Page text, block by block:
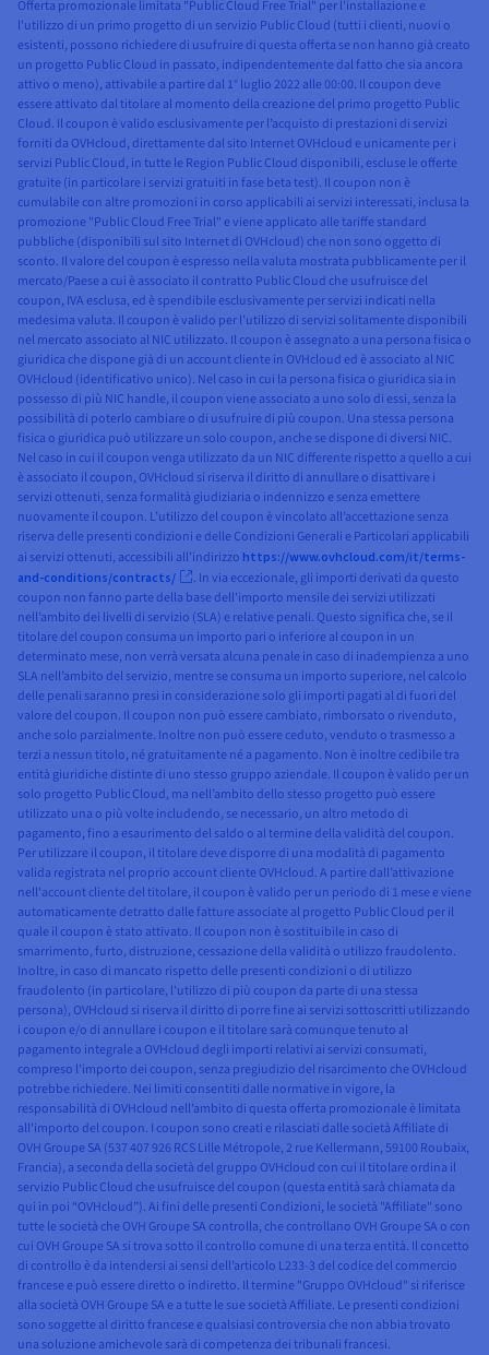
Offerta promozionale limitata "Public Cloud Free Trial" per l'installazione e
l'utilizzo di un primo progetto di un servizio Public Cloud (tutti i clienti, nuovi o
esistenti, possono richiedere di usufruire di questa offerta se non hanno già creato
un progetto Public Cloud in passato, indipendentemente dal fatto che sia ancora
attivo o meno), attivabile a partire dal 1° luglio 2022 alle 00:00. Il coupon deve
essere attivato dal titolare al momento della creazione del primo progetto Public
Cloud. Il coupon è valido esclusivamente per l’acquisto di prestazioni di servizi
forniti da OVHcloud, direttamente dal sito Internet OVHcloud e unicamente per i
servizi Public Cloud, in tutte le Region Public Cloud disponibili, escluse le offerte
gratuite (in particolare i servizi gratuiti in fase beta test). Il coupon non è
cumulabile con altre promozioni in corso applicabili ai servizi interessati, inclusa la
promozione "Public Cloud Free Trial" e viene applicato alle tariffe standard
pubbliche (disponibili sul sito Internet di OVHcloud) che non sono oggetto di
sconto. Il valore del coupon è espresso nella valuta mostrata pubblicamente per il
mercato/Paese a cui è associato il contratto Public Cloud che usufruisce del
coupon, IVA esclusa, ed è spendibile esclusivamente per servizi indicati nella
medesima valuta. Il coupon è valido per l’utilizzo di servizi solitamente disponibili
nel mercato associato al NIC utilizzato. Il coupon è assegnato a una persona fisica o
giuridica che dispone già di un account cliente in OVHcloud ed è associato al NIC
OVHcloud (identificativo unico). Nel caso in cui la persona fisica o giuridica sia in
possesso di più NIC handle, il coupon viene associato a uno solo di essi, senza la
possibilità di poterlo cambiare o di usufruire di più coupon. Una stessa persona
fisica o giuridica può utilizzare un solo coupon, anche se dispone di diversi NIC.
Nel caso in cui il coupon venga utilizzato da un NIC differente rispetto a quello a cui
è associato il coupon, OVHcloud si riserva il diritto di annullare o disattivare i
servizi ottenuti, senza formalità giudiziaria o indennizzo e senza emettere
nuovamente il coupon. L’utilizzo del coupon è vincolato all’accettazione senza
riserva delle presenti condizioni e delle Condizioni Generali e Particolari applicabili
ai servizi ottenuti, accessibili all’indirizzo https://www.ovhcloud.com/it/terms-
and-conditions/contracts/
. In via eccezionale, gli importi derivati da questo
coupon non fanno parte della base dell'importo mensile dei servizi utilizzati
nell’ambito dei livelli di servizio (SLA) e relative penali. Questo significa che, se il
titolare del coupon consuma un importo pari o inferiore al coupon in un
determinato mese, non verrà versata alcuna penale in caso di inadempienza a uno
SLA nell’ambito del servizio, mentre se consuma un importo superiore, nel calcolo
delle penali saranno presi in considerazione solo gli importi pagati al di fuori del
valore del coupon. Il coupon non può essere cambiato, rimborsato o rivenduto,
anche solo parzialmente. Inoltre non può essere ceduto, venduto o trasmesso a
terzi a nessun titolo, né gratuitamente né a pagamento. Non è inoltre cedibile tra
entità giuridiche distinte di uno stesso gruppo aziendale. Il coupon è valido per un
solo progetto Public Cloud, ma nell’ambito dello stesso progetto può essere
utilizzato una o più volte includendo, se necessario, un altro metodo di
pagamento, fino a esaurimento del saldo o al termine della validità del coupon.
Per utilizzare il coupon, il titolare deve disporre di una modalità di pagamento
valida registrata nel proprio account cliente OVHcloud. A partire dall’attivazione
nell'account cliente del titolare, il coupon è valido per un periodo di 1 mese e viene
automaticamente detratto dalle fatture associate al progetto Public Cloud per il
quale il coupon è stato attivato. Il coupon non è sostituibile in caso di
smarrimento, furto, distruzione, cessazione della validità o utilizzo fraudolento.
Inoltre, in caso di mancato rispetto delle presenti condizioni o di utilizzo
fraudolento (in particolare, l'utilizzo di più coupon da parte di una stessa
persona), OVHcloud si riserva il diritto di porre fine ai servizi sottoscritti utilizzando
i coupon e/o di annullare i coupon e il titolare sarà comunque tenuto al
pagamento integrale a OVHcloud degli importi relativi ai servizi consumati,
compreso l'importo dei coupon, senza pregiudizio del risarcimento che OVHcloud
potrebbe richiedere. Nei limiti consentiti dalle normative in vigore, la
responsabilità di OVHcloud nell’ambito di questa offerta promozionale è limitata
all'importo del coupon. I coupon sono creati e rilasciati dalle società Affiliate di
OVH Groupe SA (537 407 926 RCS Lille Métropole, 2 rue Kellermann, 59100 Roubaix,
Francia), a seconda della società del gruppo OVHcloud con cui il titolare ordina il
servizio Public Cloud che usufruisce del coupon (questa entità sarà chiamata da
qui in poi “OVHcloud”). Ai fini delle presenti Condizioni, le società "Affiliate" sono
tutte le società che OVH Groupe SA controlla, che controllano OVH Groupe SA o con
cui OVH Groupe SA si trova sotto il controllo comune di una terza entità. Il concetto
di controllo è da intendersi ai sensi dell’articolo L233-3 del codice del commercio
francese e può essere diretto o indiretto. Il termine "Gruppo OVHcloud" si riferisce
alla società OVH Groupe SA e a tutte le sue società Affiliate. Le presenti condizioni
sono soggette al diritto francese e qualsiasi controversia che non abbia trovato
una soluzione amichevole sarà di competenza dei tribunali francesi.